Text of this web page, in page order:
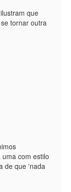
que
tornar outra
com estilo
de que 'nada